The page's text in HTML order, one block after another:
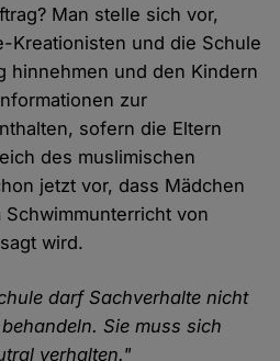
Man stelle sich vor,
Kreationisten und die Schule
hinnehmen und den Kindern
zur
sofern die Eltern
des muslimischen
jetzt vor, dass Mädchen
von
wird.
darf Sachverhalte nicht
Sie muss sich
verhalten."